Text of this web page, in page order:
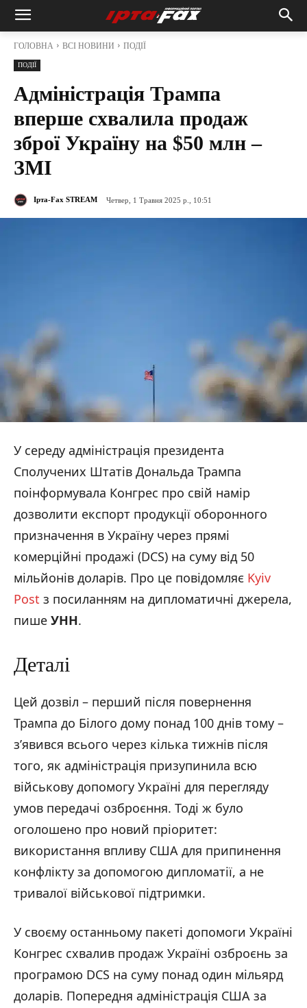
ГОЛОВНА ВСІ НОВИНИ ПОДІЇ
ПОДІЇ
Адміністрація Трампа
вперше схвалила продаж
зброї Україну на $50 млн –
ЗМІ
Ірта-Fax STREAM Четвер, 1 Травня 2025 р., 10:51
У середу адміністрація президента
Сполучених Штатів Дональда Трампа
поінформувала Конгрес про свій намір
дозволити експорт продукції оборонного
призначення в Україну через прямі
комерційні продажі (DCS) на суму від 50
мільйонів доларів. Про це повідомляє Kyiv
Post з посиланням на дипломатичні джерела,
пише УНН.
Деталі
Цей дозвіл – перший після повернення
Трампа до Білого дому понад 100 днів тому –
з’явився всього через кілька тижнів після
того, як адміністрація призупинила всю
військову допомогу Україні для перегляду
умов передачі озброєння. Тоді ж було
оголошено про новий пріоритет:
використання впливу США для припинення
конфлікту за допомогою дипломатії, а не
тривалої військової підтримки.
У своєму останньому пакеті допомоги Україні
Конгрес схвалив продаж Україні озброєнь за
програмою DCS на суму понад один мільярд
доларів. Попередня адміністрація США за